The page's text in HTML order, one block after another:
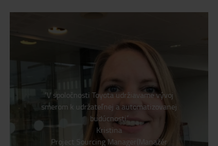
‘V spoločnosti Toyota udržiavame vývoj
smerom k udržateľnej a automatizovanej
budúcnosti.’
Kristina
Project Sourcing Manager(Manažér